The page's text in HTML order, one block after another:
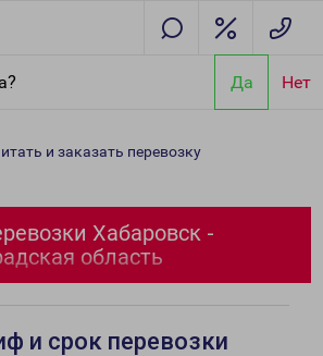
Да Нет
и заказать перевозку
Хабаровск -
область
и срок перевозки